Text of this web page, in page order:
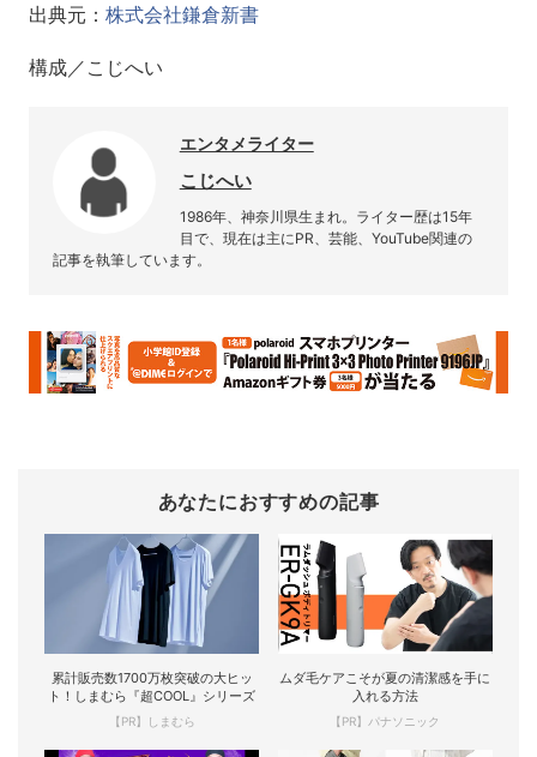
出典元： 株式会社鎌倉新書
構成／こじへい
エンタメライター
こじへい
1986年、神奈川県生まれ。ライター歴は15年
目で、現在は主にPR、芸能、YouTube関連の
記事を執筆しています。
あなたにおすすめの記事
累計販売数1700万枚突破の大ヒッ
ト！しまむら『超COOL』シリーズ
【PR】しまむら
ムダ毛ケアこそが夏の清潔感を手に
入れる方法
【PR】パナソニック